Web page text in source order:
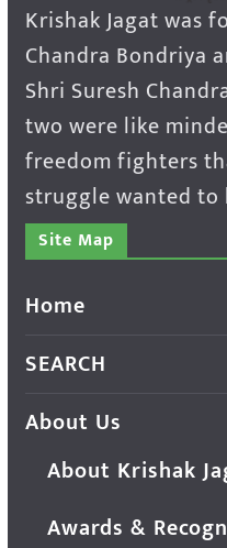
Krishak Jagat was
Chandra Bondriya
Shri Suresh
two were like
freedom fighters
struggle wanted
Site Map
Home
SEARCH
About Us
About Krishak
Awards &